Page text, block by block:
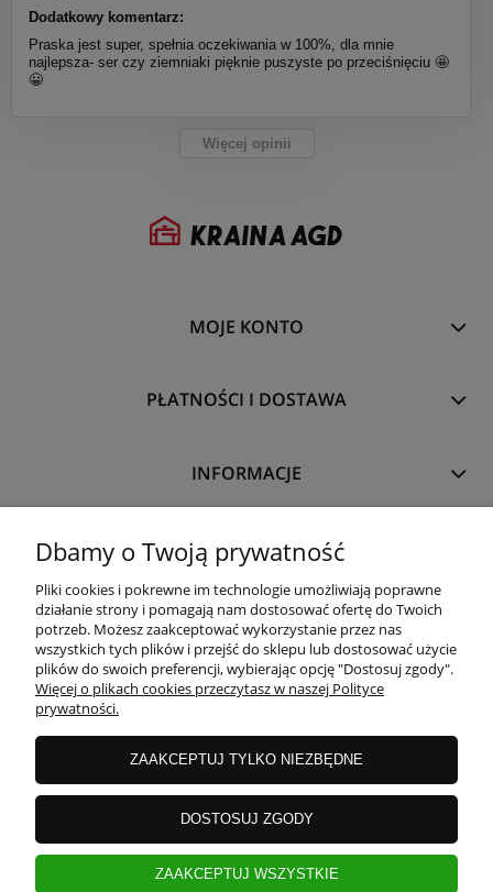
Dodatkowy komentarz:
Praska jest super, spełnia oczekiwania w 100%, dla mnie
najlepsza- ser czy ziemniaki pięknie puszyste po przeciśnięciu 🤩
😀
Więcej opinii
MOJE KONTO
PŁATNOŚCI I DOSTAWA
INFORMACJE
O NAS
Dbamy o Twoją prywatność
Pliki cookies i pokrewne im technologie umożliwiają poprawne
działanie strony i pomagają nam dostosować ofertę do Twoich
potrzeb. Możesz zaakceptować wykorzystanie przez nas
wszystkich tych plików i przejść do sklepu lub dostosować użycie
plików do swoich preferencji, wybierając opcję "Dostosuj zgody".
Więcej o plikach cookies przeczytasz w naszej Polityce
prywatności.
ZAAKCEPTUJ TYLKO NIEZBĘDNE
DOSTOSUJ ZGODY
ZAAKCEPTUJ WSZYSTKIE